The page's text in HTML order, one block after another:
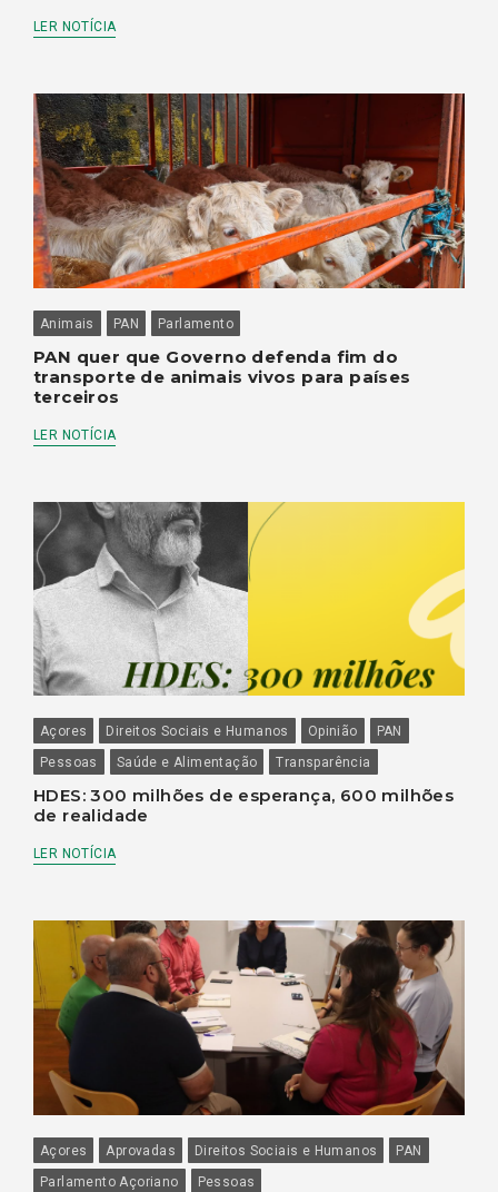
LER NOTÍCIA
Animais PAN Parlamento
PAN quer que Governo defenda fim do
transporte de animais vivos para países
terceiros
LER NOTÍCIA
Açores Direitos Sociais e Humanos Opinião
PAN
Pessoas
Saúde e Alimentação Transparência
HDES: 300 milhões de esperança, 600 milhões
de realidade
LER NOTÍCIA
Açores Aprovadas Direitos Sociais e Humanos
PAN
Parlamento Açoriano
Pessoas